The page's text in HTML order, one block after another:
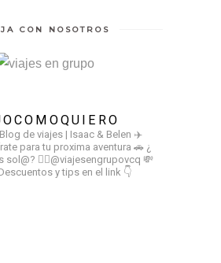
CON NOSOTROS
de viajes | Isaac & Belen ✈️
para tu proxima aventura 🚗 ¿
sol@? 👉🏻@viajesengrupovcq 💸
y tips en el link 👇